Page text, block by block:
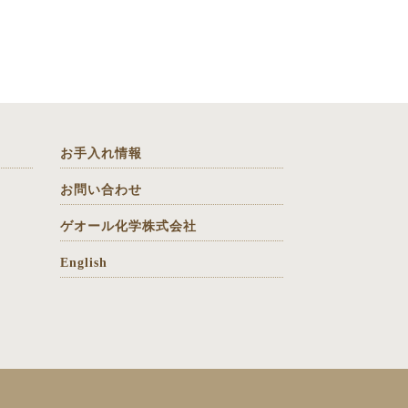
お手入れ情報
お問い合わせ
ゲオール化学株式会社
English